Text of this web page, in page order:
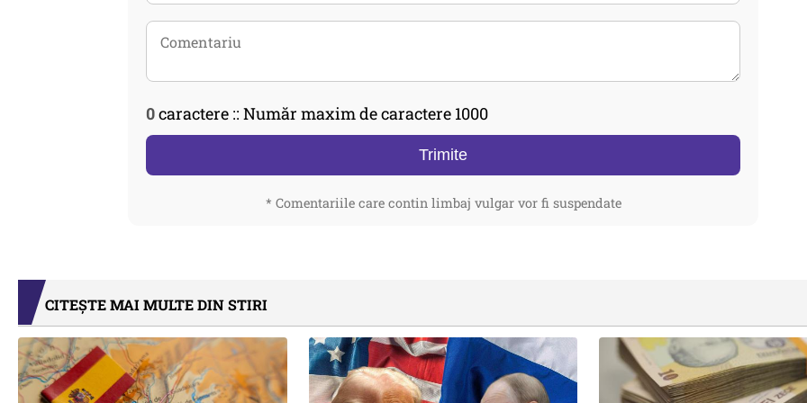
0caractere :: Număr maxim de caractere 1000
Trimite
* Comentariile care contin limbaj vulgar vor fi suspendate
CITEȘTE MAI MULTE DIN STIRI